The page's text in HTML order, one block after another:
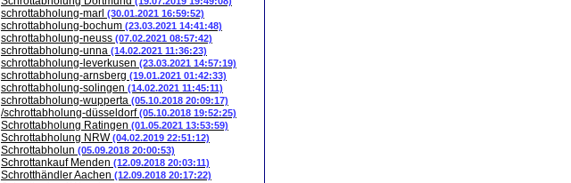
schrottabholung-marl (30.01.2021 16:59:52)
schrottabholung-bochum (23.03.2021 14:41:48)
schrottabholung-neuss (07.02.2021 08:57:42)
schrottabholung-unna (14.02.2021 11:36:23)
schrottabholung-leverkusen (23.03.2021 14:57:19)
schrottabholung-arnsberg (19.01.2021 01:42:33)
schrottabholung-solingen (14.02.2021 11:45:11)
schrottabholung-wupperta (05.10.2018 20:09:17)
/schrottabholung-düsseldorf(05.10.2018 19:52:25)
Schrottabholung Ratingen (01.05.2021 13:53:59)
Schrottabholung NRW(04.02.2019 22:51:12)
Schrottabholun (05.09.2018 20:00:53)
Schrottankauf Menden (12.09.2018 20:03:11)
Schrotthändler Aachen (12.09.2018 20:17:22)